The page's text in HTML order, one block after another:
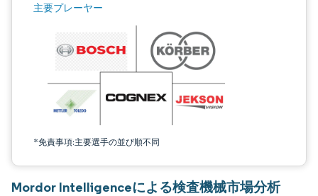
主要プレーヤー
*免責事項:主要選手の並び順不同
画像 © Mordor Intelligence。再利用にはCC BY 4.0の表示が必要です。
Mordor Intelligenceによる検査機械市場分析